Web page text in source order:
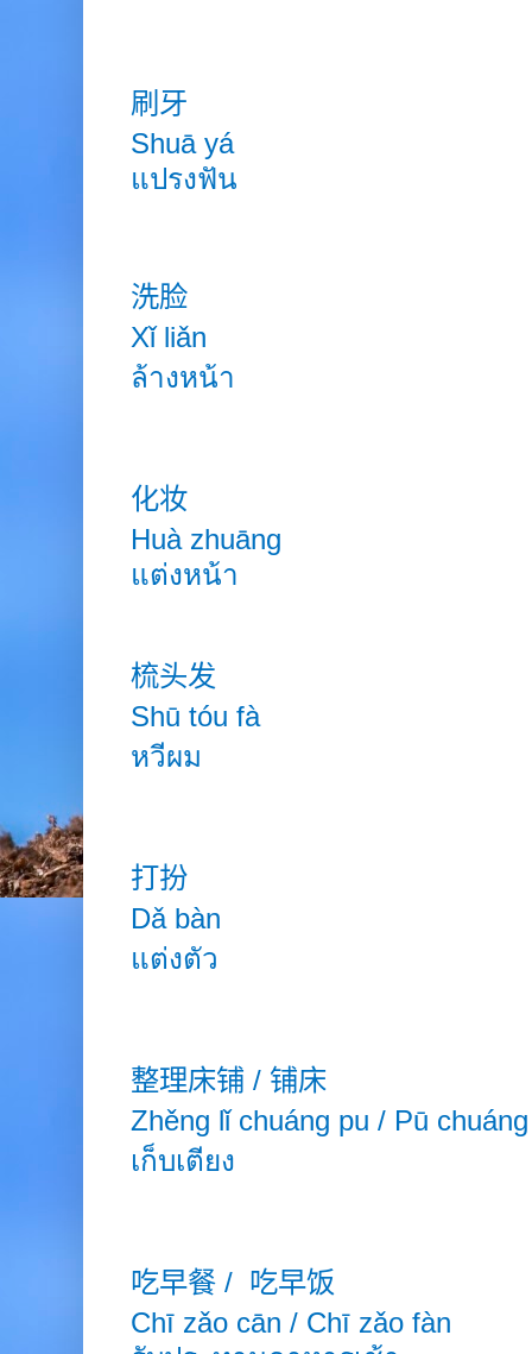
刷牙
Shuā yá
แปรงฟัน
洗脸
Xǐ liǎn
ล้างหน้า
化妆
Huà zhuāng
แต่งหน้า
梳头发
Shū tóu fà
หวีผม
打扮
Dǎ bàn
แต่งตัว
整理床铺 / 铺床
Zhěng lǐ chuáng pu / Pū
เก็บเตียง
吃早餐 / 吃早饭
Chī zǎo cān / Chī zǎo fàn